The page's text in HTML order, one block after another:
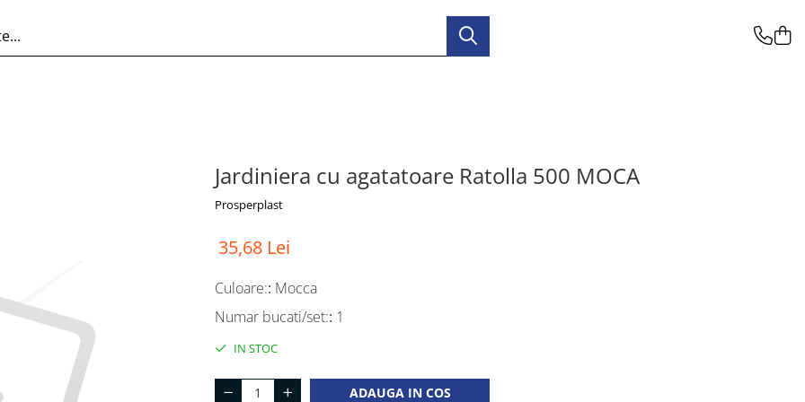
Jardiniera cu agatatoare Ratolla 500 MOCA
Prosperplast
35,68 Lei
Culoare:: Mocca
Numar bucati/set:: 1
IN STOC
ADAUGA IN COS